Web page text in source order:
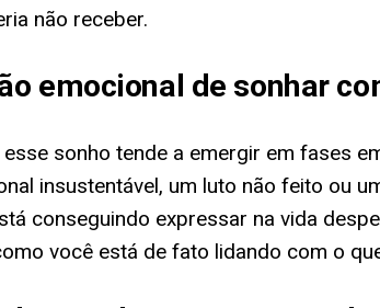
não receber.
emocional de sonhar
esse sonho tende a emergir em fases
insustentável, um luto não feito ou
conseguindo expressar na vida
você está de fato lidando com o